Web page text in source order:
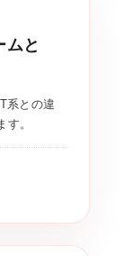
ムと
系との違
。